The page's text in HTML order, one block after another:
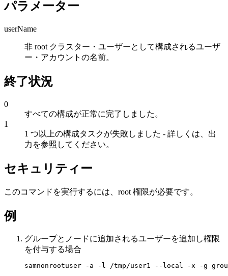
パラメーター
userName
非 root クラスター・ユーザーとして構成されるユーザ
ー・アカウントの名前。
終了状況
0
すべての構成が正常に完了しました。
1
1 つ以上の構成タスクが失敗しました - 詳しくは、出
力を参照してください。
セキュリティー
このコマンドを実行するには、root 権限が必要です。
例
グループとノードに追加されるユーザーを追加し権限
を付与する場合
samnonrootuser -a -l /tmp/user1 --local -x -g